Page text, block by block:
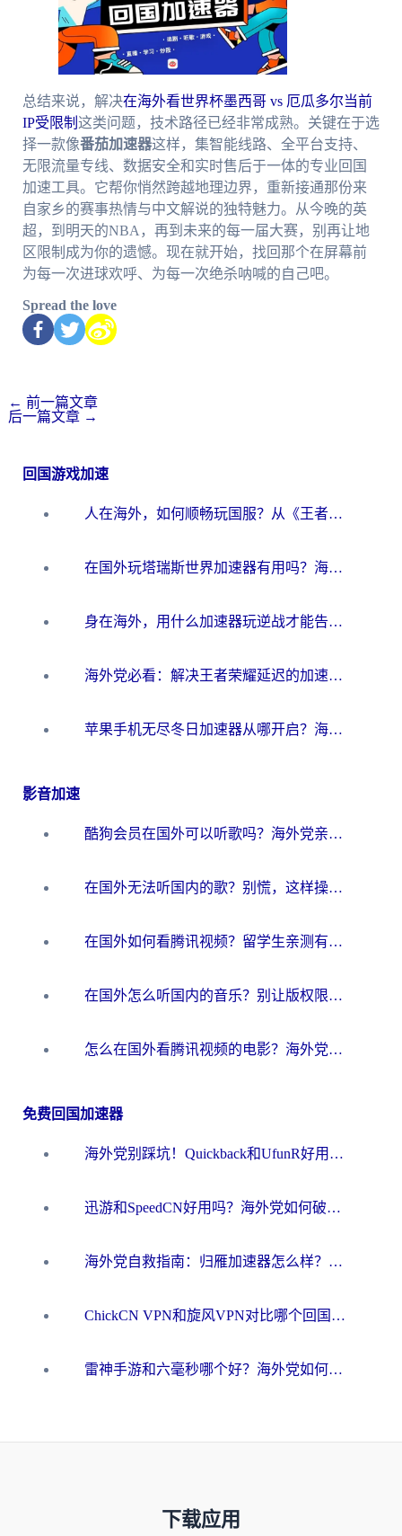
总结来说，解决在海外看世界杯墨西哥 vs 厄瓜多尔当前
IP受限制 这类问题，技术路径已经非常成熟。关键在于选
择一款像番茄加速器这样，集智能线路、全平台支持、
无限流量专线、数据安全和实时售后于一体的专业回国
加速工具。它帮你悄然跨越地理边界，重新接通那份来
自家乡的赛事热情与中文解说的独特魅力。从今晚的英
超，到明天的NBA，再到未来的每一届大赛，别再让地
区限制成为你的遗憾。现在就开始，找回那个在屏幕前
为每一次进球欢呼、为每一次绝杀呐喊的自己吧。
Spread the love
← 前一篇文章
后一篇文章 →
回国游戏加速
人在海外，如何顺畅玩国服？从《王者荣耀》到《云图计划》的加速器终极指南
在国外玩塔瑞斯世界加速器有用吗？海外玩家亲测后的真实答案
身在海外，用什么加速器玩逆战才能告别延迟？
海外党必看：解决王者荣耀延迟的加速器终极指南——从EVE到猫和老鼠，一个工具全搞定
苹果手机无尽冬日加速器从哪开启？海外玩家的冬日生存指南
影音加速
酷狗会员在国外可以听歌吗？海外党亲测有效：3步解决音乐权限难题
在国外无法听国内的歌？别慌，这样操作就能畅听QQ音乐（附亲测加速器推荐）
在国外如何看腾讯视频？留学生亲测有效的回国加速方案
在国外怎么听国内的音乐？别让版权限制断了你的华语歌单
怎么在国外看腾讯视频的电影？海外党亲测有效的回国加速指南
免费回国加速器
海外党别踩坑！Quickback和UfunR好用吗？选对回国加速器才能无缝刷国内资源
迅游和SpeedCN好用吗？海外党如何破解那道看不见的墙
海外党自救指南：归雁加速器怎么样？教你避开坑实现国内资源无缝访问
ChickCN VPN和旋风VPN对比哪个回国效果更好？海外用户的选择困境与出路
雷神手游和六毫秒哪个好？海外党如何真正解锁国内资源
下载应用